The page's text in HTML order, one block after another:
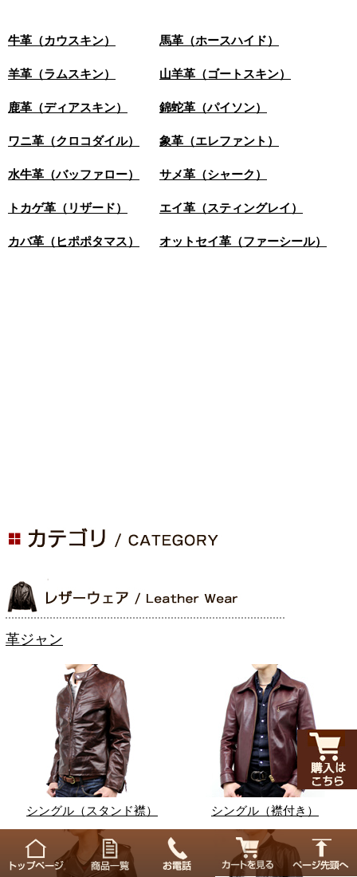
革ジャン
シングル（スタンド襟） シングル（襟付き）